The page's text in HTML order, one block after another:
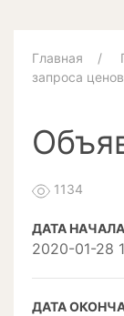
Главная
запроса
1134
ДАТА
2020-01-28
ДАТА